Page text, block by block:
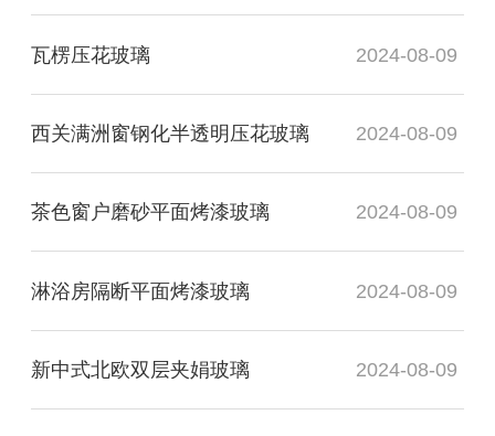
瓦楞压花玻璃 2024-08-09
西关满洲窗钢化半透明压花玻璃 2024-08-09
茶色窗户磨砂平面烤漆玻璃 2024-08-09
淋浴房隔断平面烤漆玻璃 2024-08-09
新中式北欧双层夹娟玻璃 2024-08-09